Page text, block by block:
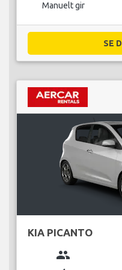
Manuelt gir
SE
KIA PICANTO
group